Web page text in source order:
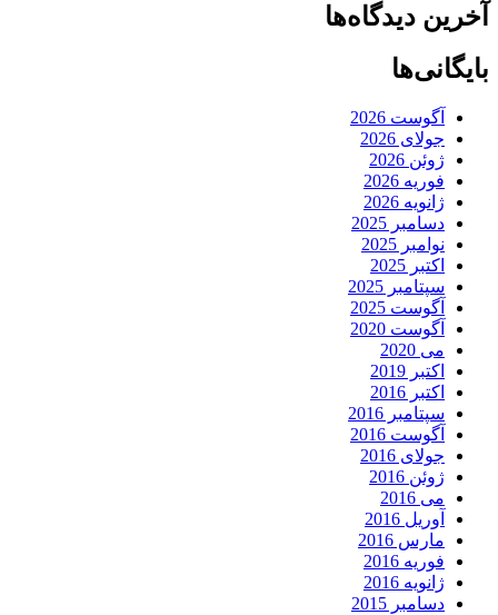
آخرین دیدگاه‌ها
بایگانی‌ها
آگوست 2026
جولای 2026
ژوئن 2026
فوریه 2026
ژانویه 2026
دسامبر 2025
نوامبر 2025
اکتبر 2025
سپتامبر 2025
آگوست 2025
آگوست 2020
می 2020
اکتبر 2019
اکتبر 2016
سپتامبر 2016
آگوست 2016
جولای 2016
ژوئن 2016
می 2016
آوریل 2016
مارس 2016
فوریه 2016
ژانویه 2016
دسامبر 2015